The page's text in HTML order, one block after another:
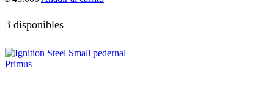
3 disponibles